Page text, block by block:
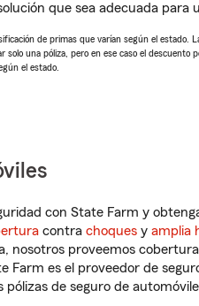
que sea adecuada para
de primas que varían según el estado.
una póliza, pero en ese caso el
el estado.
con State Farm y
contra choques y amplia
nosotros proveemos
Farm es el proveedor de
de seguro de